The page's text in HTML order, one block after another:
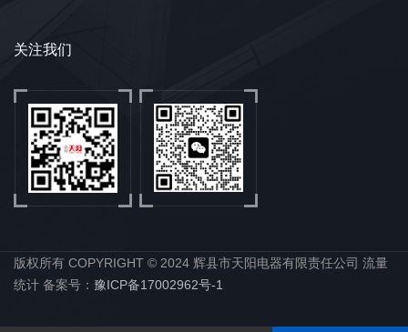
关注我们
版权所有 COPYRIGHT © 2024 辉县市天阳电器有限责任公司 流量
统计 备案号： 豫ICP备17002962号-1